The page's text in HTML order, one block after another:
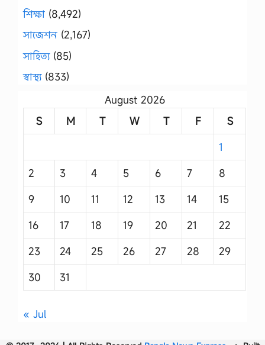
শিক্ষা (8,492)
সাজেশন (2,167)
সাহিত্য(85)
স্বাস্থ্য(833)
August 2026
S
M T W T F
S
1
2
3 4 5 6 7
8
9
10 11 12 13 14
15
16
17 18 19 20 21
22
23
24 25 26 27 28
29
30
31
« Jul